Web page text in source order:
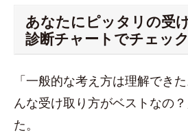
あなたにピッタリの受
診断チャートでチェック
「一般的な考え方は理解でき
んな受け取り方がベストなの
た。